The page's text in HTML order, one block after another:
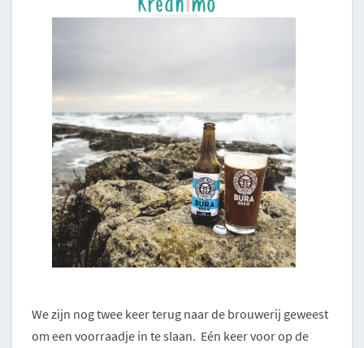
We zijn nog twee keer terug naar de brouwerij geweest
om een voorraadje in te slaan. Eén keer voor op de